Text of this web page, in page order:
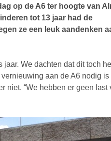
op de A6 ter hoogte van
tot 13 jaar had de
ze een leuk aandenken
We dachten dat dit toch
aan de A6 nodig is
niet. “We hebben er geen last